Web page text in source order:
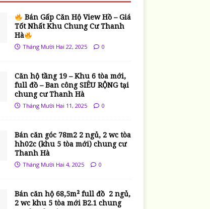
Bán Gấp Căn Hộ View Hồ – Giá
Tốt Nhất Khu Chung Cư Thanh
Hà
Tháng Mười Hai 22, 2025 0
Căn hộ tầng 19 – Khu 6 tòa mới,
full đồ – Ban công SIÊU RỘNG tại
chung cư Thanh Hà
Tháng Mười Hai 11, 2025 0
Bán căn góc 78m2 2 ngủ, 2 wc tòa
hh02c (khu 5 tòa mới) chung cư
Thanh Hà
Tháng Mười Hai 4, 2025 0
Bán căn hộ 68,5m² full đồ 2 ngủ,
2 wc khu 5 tòa mới B2.1 chung